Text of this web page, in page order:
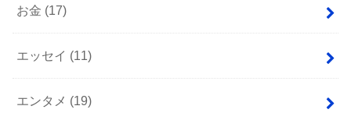
お金 (17)
エッセイ (11)
エンタメ (19)